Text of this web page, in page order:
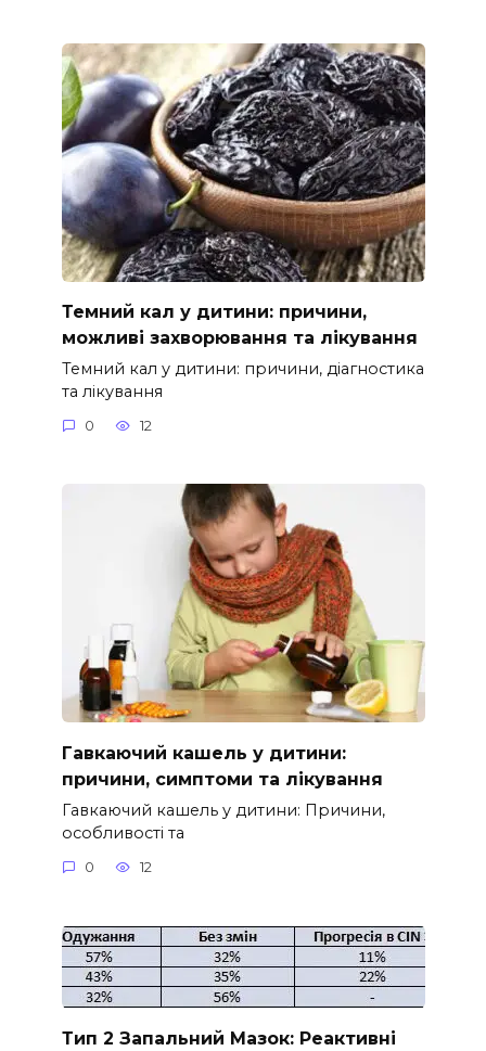
Темний кал у дитини: причини,
можливі захворювання та лікування
Темний кал у дитини: причини, діагностика
та лікування
0 12
Гавкаючий кашель у дитини:
причини, симптоми та лікування
Гавкаючий кашель у дитини: Причини,
особливості та
0 12
Тип 2 Запальний Мазок: Реактивні